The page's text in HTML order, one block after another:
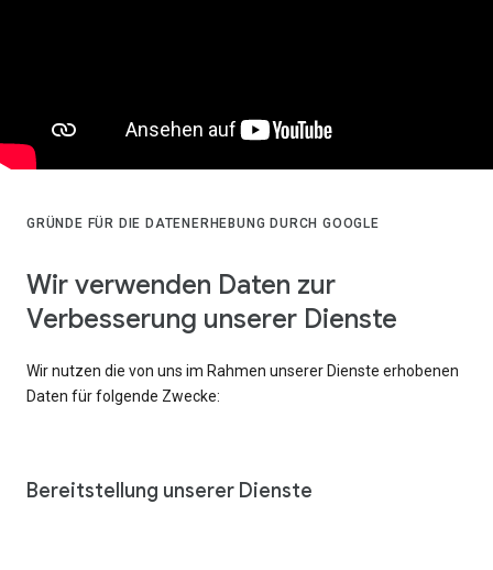
GRÜNDE FÜR DIE DATENERHEBUNG DURCH GOOGLE
Wir verwenden Daten zur
Verbesserung unserer Dienste
Wir nutzen die von uns im Rahmen unserer Dienste erhobenen
Daten für folgende Zwecke:
Bereitstellung unserer Dienste